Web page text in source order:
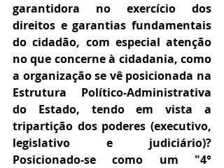
garantidora no exercício dos
direitos e garantias fundamentais
do cidadão, com especial atenção
no que concerne à cidadania, como
a organização se vê posicionada na
Estrutura Político-Administrativa
do Estado, tendo em vista a
tripartição dos poderes (executivo,
legislativo e judiciário)?
Posicionado-se como um "4°